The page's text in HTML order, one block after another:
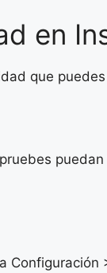
en
que